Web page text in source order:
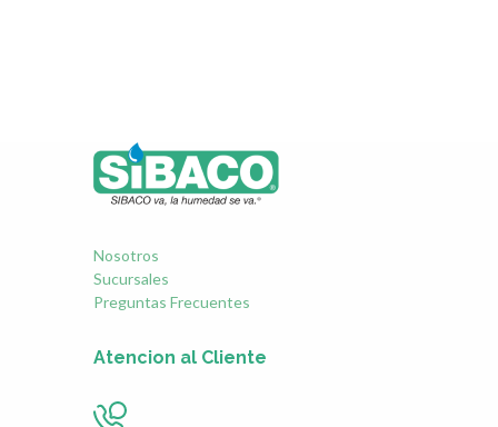
Nosotros
Sucursales
Preguntas Frecuentes
Atencion al Cliente